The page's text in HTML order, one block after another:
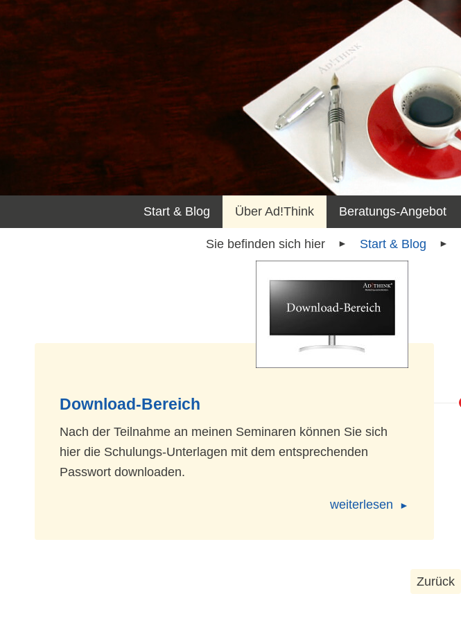
Start & Blog Über Ad!Think Beratungs-Angebot
Start & Blog
Download-Bereich
Nach der Teilnahme an meinen Seminaren können Sie sich
hier die Schulungs-Unterlagen mit dem entsprechenden
Passwort downloaden.
weiterlesen
Zurück